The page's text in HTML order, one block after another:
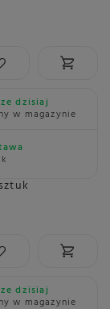
dzisiaj
w magazynie
dzisiaj
w magazynie